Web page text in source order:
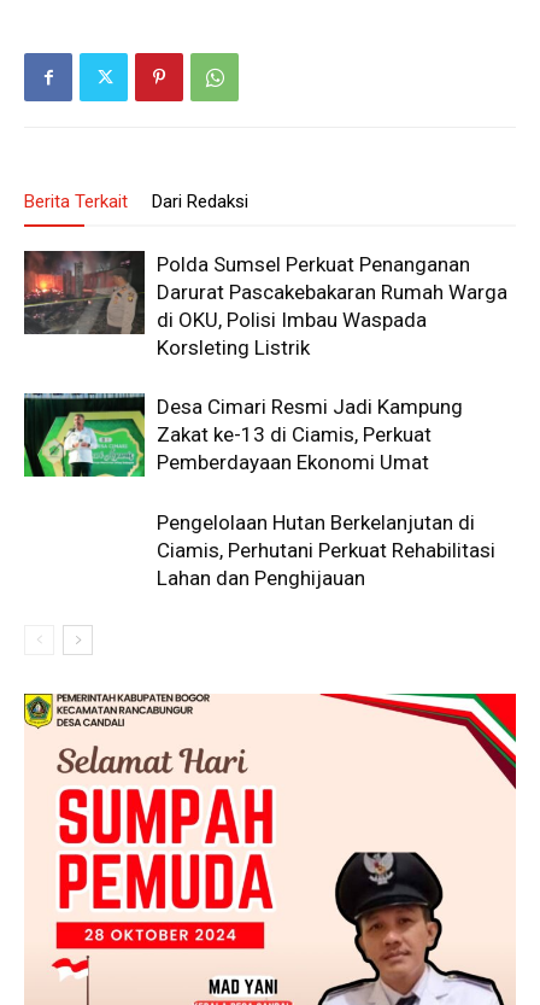
Berita Terkait Dari Redaksi
Polda Sumsel Perkuat Penanganan
Darurat Pascakebakaran Rumah Warga
di OKU, Polisi Imbau Waspada
Korsleting Listrik
Desa Cimari Resmi Jadi Kampung
Zakat ke-13 di Ciamis, Perkuat
Pemberdayaan Ekonomi Umat
Pengelolaan Hutan Berkelanjutan di
Ciamis, Perhutani Perkuat Rehabilitasi
Lahan dan Penghijauan